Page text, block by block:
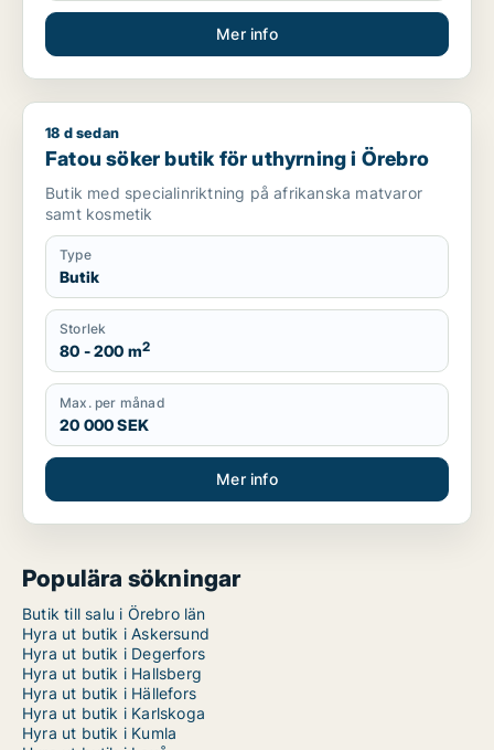
Mer info
Fatou söker butik för uthyrning i Örebro
18 d sedan
Fatou söker butik för uthyrning i Örebro
Butik med specialinriktning på afrikanska matvaror
samt kosmetik
Type
Butik
Storlek
80 - 200 m2
Max. per månad
20 000 SEK
Mer info
Populära sökningar
Butik till salu i Örebro län
Hyra ut butik i Askersund
Hyra ut butik i Degerfors
Hyra ut butik i Hallsberg
Hyra ut butik i Hällefors
Hyra ut butik i Karlskoga
Hyra ut butik i Kumla